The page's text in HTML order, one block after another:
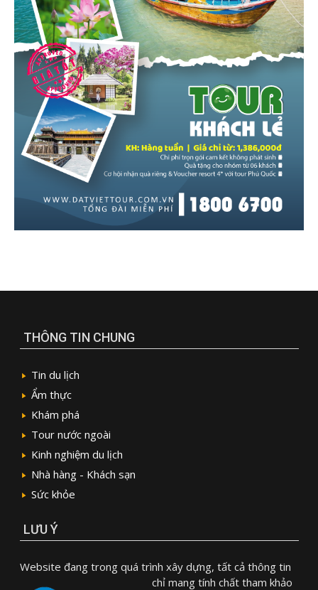
THÔNG TIN CHUNG
Tin du lịch
Ẩm thực
Khám phá
Tour nước ngoài
Kinh nghiệm du lịch
Nhà hàng - Khách sạn
Sức khỏe
LƯU Ý
Website đang trong quá trình xây dựng, tất cả thông tin
chỉ mang tính chất tham khảo